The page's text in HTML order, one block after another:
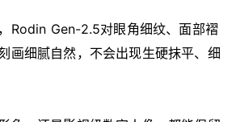
Rodin Gen-2.5对眼角细纹、面部褶
画细腻自然，不会出现生硬抹平、细